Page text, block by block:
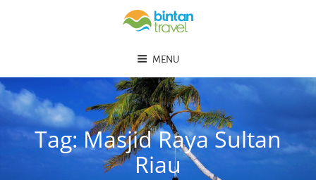
MENU
Tag:Masjid Raya Sultan
Riau